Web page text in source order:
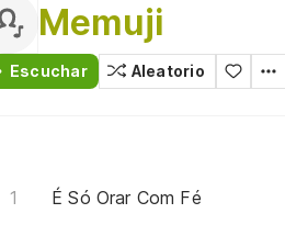
Memuji
Escuchar Aleatorio
É Só Orar Com Fé